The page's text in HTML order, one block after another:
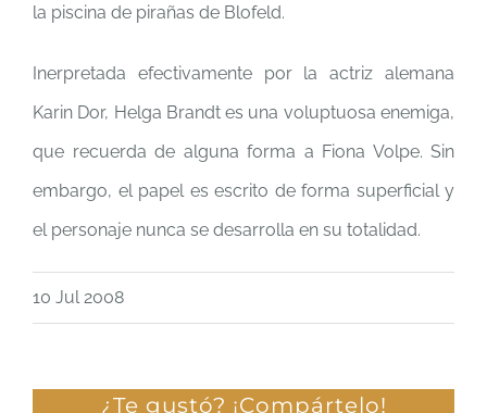
la piscina de pirañas de Blofeld.
Inerpretada efectivamente por la actriz alemana
Karin Dor, Helga Brandt es una voluptuosa enemiga,
que recuerda de alguna forma a Fiona Volpe. Sin
embargo, el papel es escrito de forma superficial y
el personaje nunca se desarrolla en su totalidad.
10 Jul 2008
¿Te gustó? ¡Compártelo!